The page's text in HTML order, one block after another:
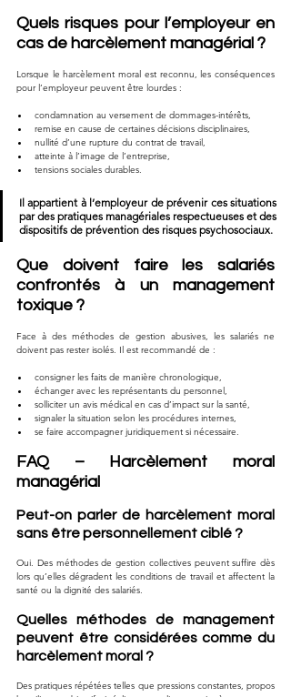
Quels risques pour l’employeur en
cas de harcèlement managérial ?
Lorsque le harcèlement moral est reconnu, les conséquences
pour l’employeur peuvent être lourdes :
condamnation au versement de dommages-intérêts,
remise en cause de certaines décisions disciplinaires,
nullité d’une rupture du contrat de travail,
atteinte à l’image de l’entreprise,
tensions sociales durables.
Il appartient à l’employeur de prévenir ces situations
par des pratiques managériales respectueuses et des
dispositifs de prévention des risques psychosociaux.
Que doivent faire les salariés
confrontés à un management
toxique ?
Face à des méthodes de gestion abusives, les salariés ne
doivent pas rester isolés. Il est recommandé de :
consigner les faits de manière chronologique,
échanger avec les représentants du personnel,
solliciter un avis médical en cas d’impact sur la santé,
signaler la situation selon les procédures internes,
se faire accompagner juridiquement si nécessaire.
FAQ – Harcèlement moral
managérial
Peut-on parler de harcèlement moral
sans être personnellement ciblé ?
Oui. Des méthodes de gestion collectives peuvent suffire dès
lors qu’elles dégradent les conditions de travail et affectent la
santé ou la dignité des salariés.
Quelles méthodes de management
peuvent être considérées comme du
harcèlement moral ?
Des pratiques répétées telles que pressions constantes, propos